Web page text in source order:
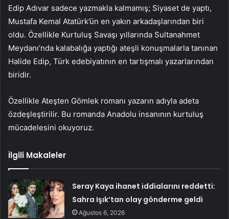
Edip Adıvar sadece yazmakla kalmamış; Siyaset de yaptı,
Mustafa Kemal Atatürk’ün en yakın arkadaşlarından biri
oldu. Özellikle Kurtuluş Savaşı yıllarında Sultanahmet
Meydanı’nda kalabalığa yaptığı ateşli konuşmalarla tanınan
Halide Edip, Türk edebiyatının en tartışmalı yazarlarından
biridir.
Özellikle Ateşten Gömlek romanı yazarın adıyla adeta
özdeşleştirilir. Bu romanda Anadolu insanının kurtuluş
mücadelesini okuyoruz.
İlgili Makaleler
Seray Kaya ihanet iddialarını reddetti:
Sahra Işık’tan olay gönderme geldi
Ağustos 6, 2026